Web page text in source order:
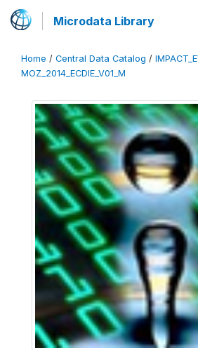
Microdata Library
Home / Central Data Catalog /
MOZ_2014_ECDIE_V01_M